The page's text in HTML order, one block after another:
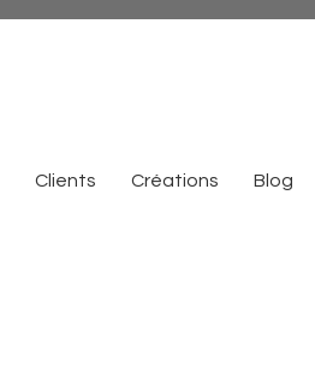
Clients Créations Blog